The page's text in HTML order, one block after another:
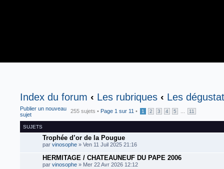
Index du forum ‹ Les rubriques ‹ Les
Publier un nouveau
sujet
255 sujets • Page 1 sur 11 • 1 2 3 4 5 11
SUJETS
Trophée d’or de la Pougue
par vinosophe » Ven 11 Juil 2025 21:16
HERMITAGE / CHATEAUNEUF DU PAPE 2006
par vinosophe » Mer 22 Avr 2026 12:12